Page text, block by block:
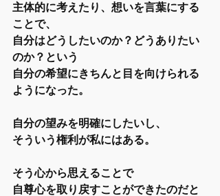
主体的に考えたり、想いを言葉にする
ことで、
自分はどうしたいのか？どうありたい
のか？という
自分の希望にきちんと目を向けられる
ようになった。
自分の望みを明確にしたいし、
そういう権利が私にはある。
そう心から思えることで
自尊心を取り戻すことができたのだと